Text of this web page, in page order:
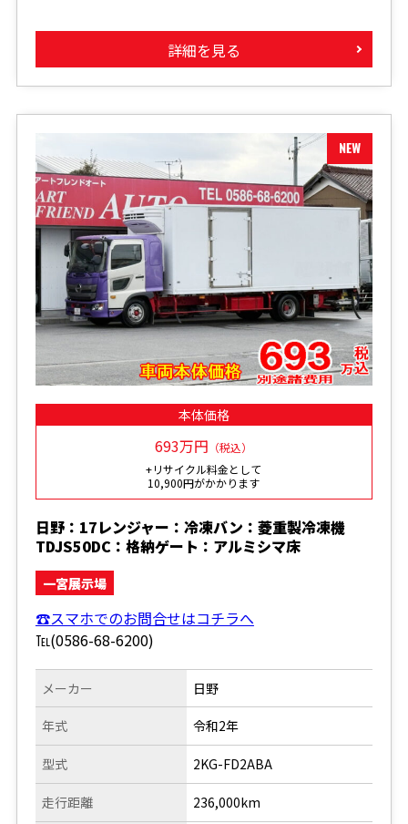
詳細を見る
本体価格
693万円 （税込）
+リサイクル料金として
10,900円がかかります
日野：17レンジャー：冷凍バン：菱重製冷凍機
TDJS50DC：格納ゲート：アルミシマ床
一宮展示場
☎スマホでのお問合せはコチラへ
℡(0586-68-6200)
メーカー
年式
型式
走行距離
日野
令和2年
2KG-FD2ABA
236,000km